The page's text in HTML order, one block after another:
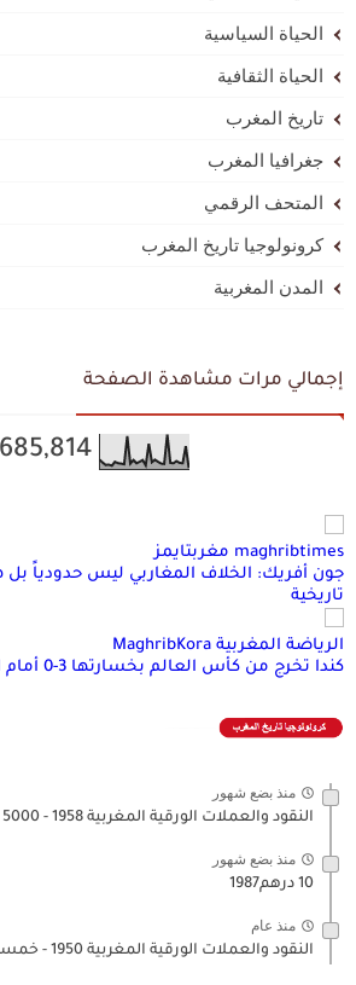
الحياة السياسية
الحياة الثقافية
تاريخ المغرب
جغرافيا المغرب
المتحف الرقمي
كرونولوجيا تاريخ المغرب
المدن المغربية
إجمالي مرات مشاهدة الصفحة
maghribtimes مغربتايمز
جون أفريك: الخلاف المغاربي ليس حدودياً بل
تاريخية
الرياضة المغربية MaghribKora
كندا تخرج من كأس العالم بخسارتها 3-0 أمام المغرب
منذ بضع شهور
النقود والعملات الورقية المغربية 1958 - 5000 فرنك
منذ بضع شهور
10 درهم1987
منذ عام
النقود والعملات الورقية المغربية 1950 - خمسة ألاف فرنك